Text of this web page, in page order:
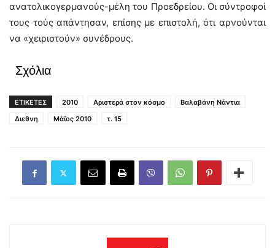
ανατολικογερμανούς-μέλη του Προεδρείου. Οι σύντροφοί
τους τούς απάντησαν, επίσης με επιστολή, ότι αρνούνται
να «χειριστούν» συνέδρους.
Σχόλια
ΕΤΙΚΕΤΕΣ 2010 Αριστερά στον κόσμο
Βαλαβάνη Νάντια
Διεθνη
Μάϊος 2010 τ. 15